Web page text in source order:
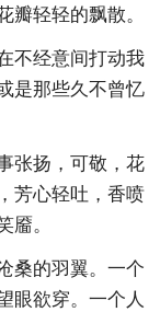
瓣轻轻的飘散。
不经意间打动我
是那些久不曾忆
张扬，可敬，花
芳心轻吐，香喷
靥。
桑的羽翼。一个
眼欲穿。一个人